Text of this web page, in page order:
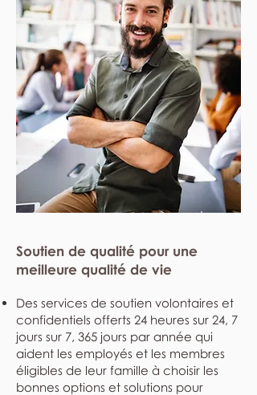
Soutien de qualité pour une
meilleure qualité de vie
Des services de soutien volontaires et
confidentiels offerts 24 heures sur 24, 7
jours sur 7, 365 jours par année qui
aident les employés et les membres
éligibles de leur famille à choisir les
bonnes options et solutions pour